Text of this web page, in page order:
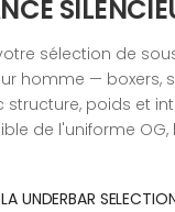
sélection de
homme — boxers,
structure, poids et
de l'uniforme
UNDERBAR